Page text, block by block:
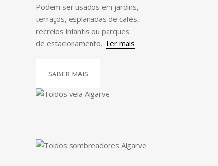
Podem ser usados em jardins,
terraços, esplanadas de cafés,
recreios infantis ou parques
de estacionamento. Ler mais
SABER MAIS